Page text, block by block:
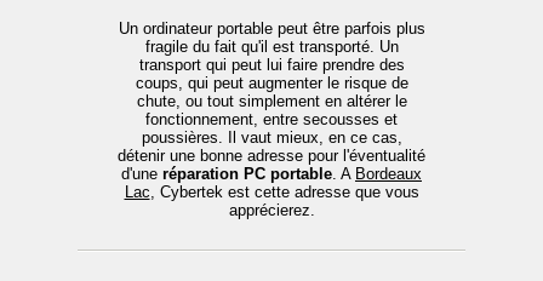
Un ordinateur portable peut être parfois plus
fragile du fait qu'il est transporté. Un
transport qui peut lui faire prendre des
coups, qui peut augmenter le risque de
chute, ou tout simplement en altérer le
fonctionnement, entre secousses et
poussières. Il vaut mieux, en ce cas,
détenir une bonne adresse pour l'éventualité
d'une réparation PC portable. A Bordeaux
Lac, Cybertek est cette adresse que vous
apprécierez.